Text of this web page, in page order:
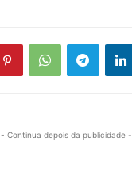
- Continua depois da publicidade -